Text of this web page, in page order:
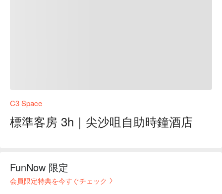
C3 Space
標準客房 3h｜尖沙咀自助時鐘酒店
FunNow 限定
会員限定特典を今すぐチェック